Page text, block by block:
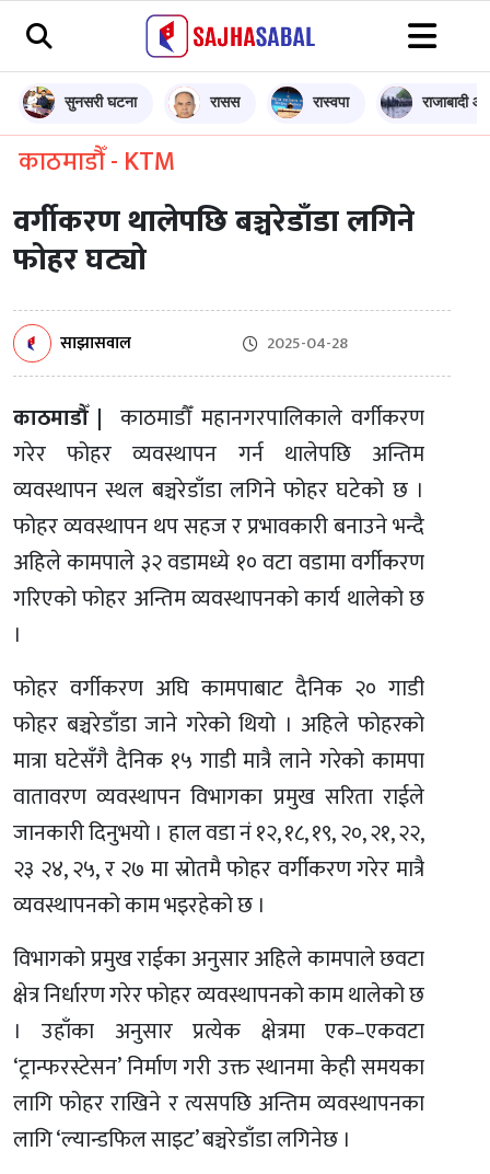
सुनसरी घटना रासस रास्वपा राजाबादी
काठमाडौँ - KTM
वर्गीकरण थालेपछि बञ्चरेडाँडा लगिने
फोहर घट्यो
साझासवाल 2025-04-28
काठमाडौँ | काठमाडौँ महानगरपालिकाले वर्गीकरण
गरेर फोहर व्यवस्थापन गर्न थालेपछि अन्तिम
व्यवस्थापन स्थल बञ्चरेडाँडा लगिने फोहर घटेको छ ।
फोहर व्यवस्थापन थप सहज र प्रभावकारी बनाउने भन्दै
अहिले कामपाले ३२ वडामध्ये १० वटा वडामा वर्गीकरण
गरिएको फोहर अन्तिम व्यवस्थापनको कार्य थालेको छ
।
फोहर वर्गीकरण अघि कामपाबाट दैनिक २० गाडी
फोहर बञ्चरेडाँडा जाने गरेको थियो । अहिले फोहरको
मात्रा घटेसँगै दैनिक १५ गाडी मात्रै लाने गरेको कामपा
वातावरण व्यवस्थापन विभागका प्रमुख सरिता राईले
जानकारी दिनुभयो । हाल वडा नं १२, १८, १९, २०, २१, २२,
२३ २४, २५, र २७ मा स्रोतमै फोहर वर्गीकरण गरेर मात्रै
व्यवस्थापनको काम भइरहेको छ ।
विभागको प्रमुख राईका अनुसार अहिले कामपाले छवटा
क्षेत्र निर्धारण गरेर फोहर व्यवस्थापनको काम थालेको छ
। उहाँका अनुसार प्रत्येक क्षेत्रमा एक–एकवटा
‘ट्रान्फरस्टेसन’ निर्माण गरी उक्त स्थानमा केही समयका
लागि फोहर राखिने र त्यसपछि अन्तिम व्यवस्थापनका
लागि ‘ल्यान्डफिल साइट’ बञ्चरेडाँडा लगिनेछ ।